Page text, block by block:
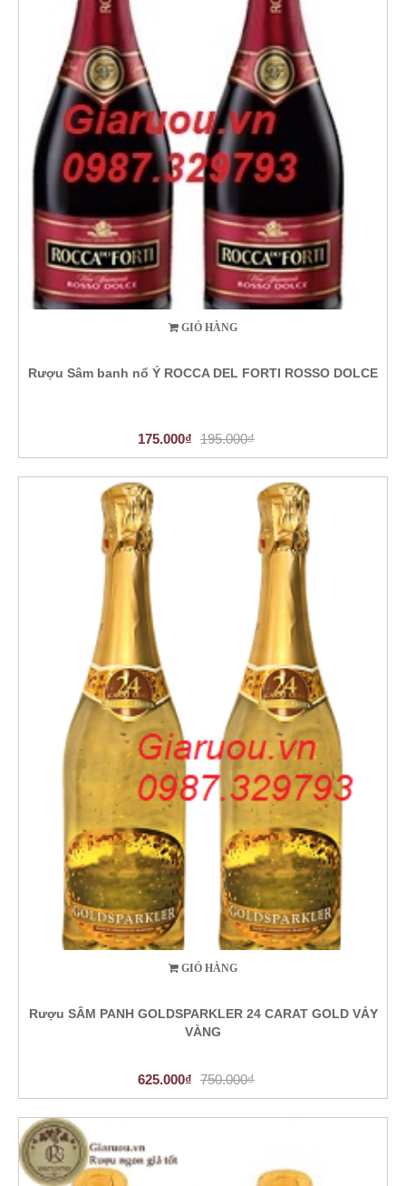
GIỎ HÀNG
Rượu Sâm banh nổ Ý ROCCA DEL FORTI ROSSO DOLCE
175.000₫ 195.000₫
GIỎ HÀNG
Rượu SÂM PANH GOLDSPARKLER 24 CARAT GOLD VẢY
VÀNG
625.000₫ 750.000₫